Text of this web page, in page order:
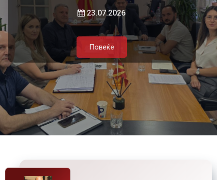
23.07.2026
Повеќе
и нетарифните бариери
21.07.2026
Повеќе
Повеќе
Повеќе